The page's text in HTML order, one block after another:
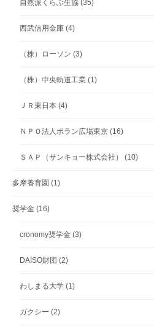
自然派くらぶ生協 (35)
西武信用金庫 (4)
（株）ローソン (3)
（株）中央軌道工業 (1)
ＪＲ東日本 (4)
ＮＰＯ法人ポラン広場東京 (16)
ＳＡＰ（サンキョー株式会社） (10)
多摩養育園 (1)
奨学金 (16)
cronomy奨学金 (3)
DAISO財団 (2)
わしまる大学 (1)
ガクシー (2)